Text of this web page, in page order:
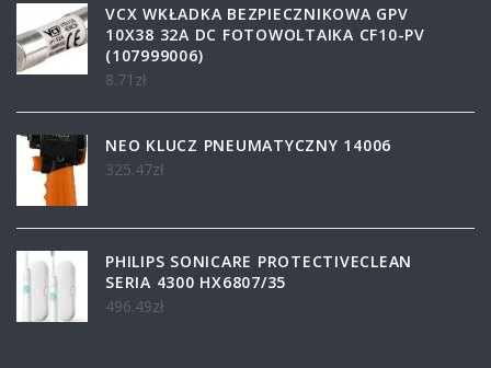
VCX WKŁADKA BEZPIECZNIKOWA GPV
10X38 32A DC FOTOWOLTAIKA CF10-PV
(107999006)
8.71 zł
NEO KLUCZ PNEUMATYCZNY 14006
325.47zł
PHILIPS SONICARE PROTECTIVECLEAN
SERIA 4300 HX6807/35
496.49zł